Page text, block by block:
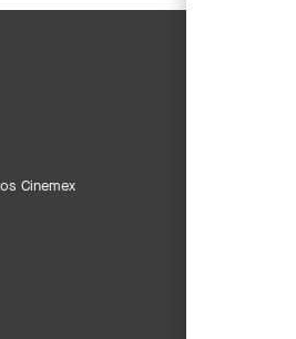
Cinemex